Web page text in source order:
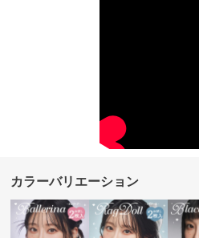
カラーバリエーション